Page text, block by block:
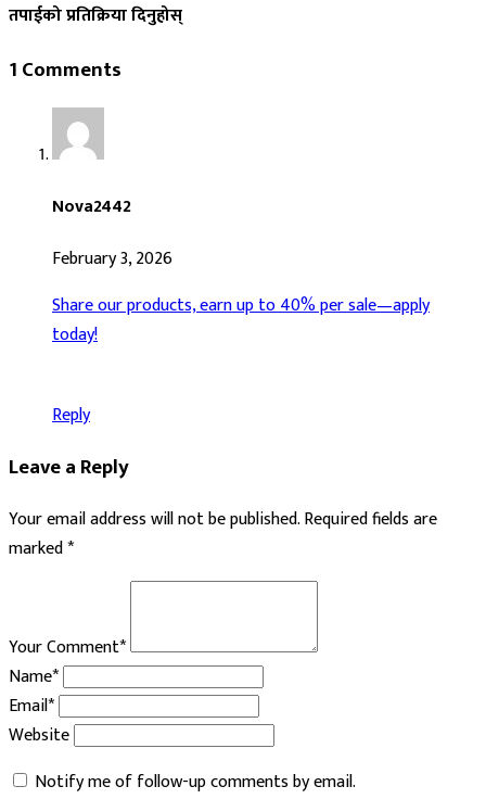
तपाईको प्रतिक्रिया दिनुहोस्
1 Comments
Nova2442
February 3, 2026
Share our products, earn up to 40% per sale—apply
today!
Reply
Leave a Reply
Your email address will not be published.Required fields are
marked*
Your Comment*
Name*
Email*
Website
Notify me of follow-up comments by email.